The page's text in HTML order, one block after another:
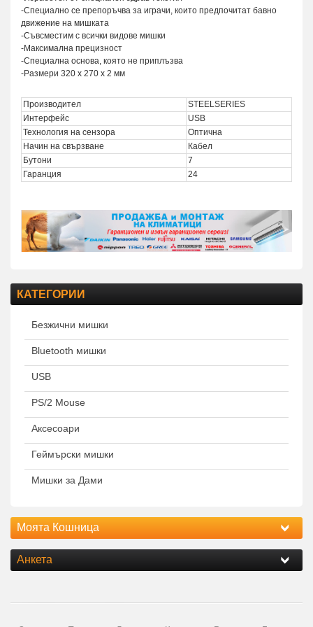
-Специално се препоръчва за играчи, които предпочитат бавно
движение на мишката
-Съвсместим с всички видове мишки
-Максимална прецизност
-Специална основа, която не приплъзва
-Размери 320 x 270 x 2 мм
Производител
STEELSERIES
Интерфейс
USB
Технология на сензора
Оптична
Начин на свързване
Кабел
Бутони
7
Гаранция
24
КАТЕГОРИИ
Безжични мишки
Bluetooth мишки
USB
PS/2 Mouse
Аксесоари
Геймърски мишки
Мишки за Дами
Моята Кошница
Анкета